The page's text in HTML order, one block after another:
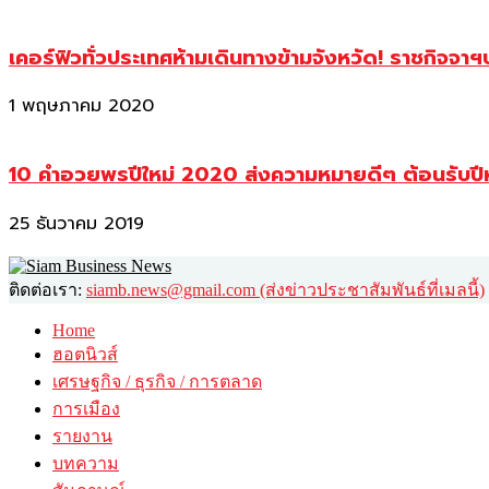
เคอร์ฟิวทั่วประเทศห้ามเดินทางข้ามจังหวัด! ราชกิจจา
1 พฤษภาคม 2020
10 คำอวยพรปีใหม่ 2020 ส่งความหมายดีๆ ต้อนรับ
25 ธันวาคม 2019
ติดต่อเรา: siamb.news@gmail.com (ส่งข่าวประชาสัมพันธ์ที่เมลนี้)
Home
ฮอตนิวส์
เศรษฐกิจ / ธุรกิจ / การตลาด
การเมือง
รายงาน
บทความ